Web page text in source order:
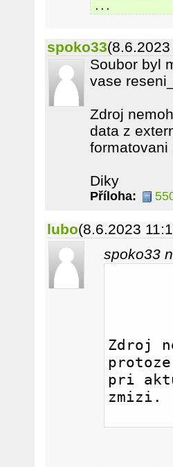
...
spoko33
Soubor byl
vase
Zdroj
data z
formatovani
Diky
Příloha:
lubo(8.6.2023
spoko33
Zdroj
pri
zmizi.